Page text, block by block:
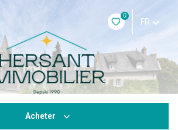
0
FR
Acheter